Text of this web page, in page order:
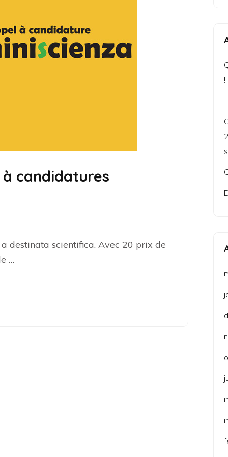
à candidatures
destinata scientifica. Avec 20 prix de
…
!